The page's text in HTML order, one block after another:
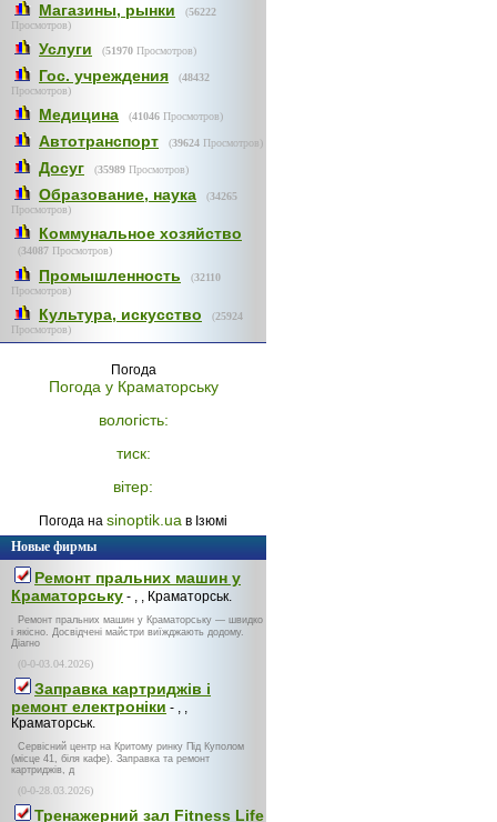
Магазины, рынки (56222
Просмотров)
Услуги (51970 Просмотров)
Гос. учреждения (48432
Просмотров)
Медицина (41046 Просмотров)
Автотранспорт (39624 Просмотров)
Досуг (35989 Просмотров)
Образование, наука (34265
Просмотров)
Коммунальное хозяйство
(34087 Просмотров)
Промышленность (32110
Просмотров)
Культура, искусство (25924
Просмотров)
Погода
Погода у Краматорську
вологість:
тиск:
вітер:
Погода на sinoptik.ua в Ізюмі
Новые фирмы
Ремонт пральних машин у
Краматорську - , , Краматорськ.
Ремонт пральних машин у Краматорську — швидко
і якісно. Досвідчені майстри виїжджають додому.
Діагно
(0-0-03.04.2026)
Заправка картриджів і
ремонт електроніки - , ,
Краматорськ.
Сервісний центр на Критому ринку Під Куполом
(місце 41, біля кафе). Заправка та ремонт
картриджів, д
(0-0-28.03.2026)
Тренажерний зал Fitness Life